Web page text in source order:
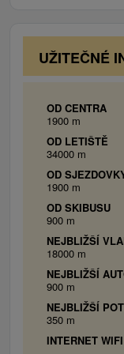
TV,
najnovšie
UŽITEČNÉ
OD CENTRA
1900 m
OD LETIŠTĚ
34000 m
OD
1900 m
OD SKIBUSU
900 m
NEJBLIŽŠÍ
18000 m
NEJBLIŽŠÍ
900 m
NEJBLIŽŠÍ
350 m
INTERNET